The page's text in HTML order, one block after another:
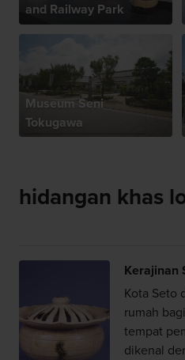
and Railway Park
Museum Seni
Tokugawa
hidangan khas
Kerajinan
Kota Seto
rumah
tempat
dikenal